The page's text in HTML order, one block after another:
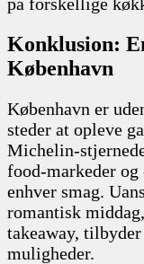
Konklusion:
København
København er
steder at opleve
Michelin-
food-markeder
enhver smag.
romantisk
takeaway,
muligheder.